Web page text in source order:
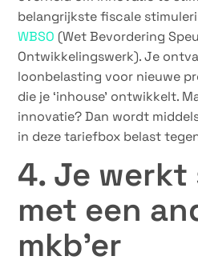
belangrijkste fiscale
WBSO (Wet Bevordering
Ontwikkelingswerk). Je
loonbelasting voor nieuwe
die je ‘inhouse’ ontwikkelt.
innovatie? Dan wordt
in deze tariefbox belast
4. Je werkt
met een
mkb’er